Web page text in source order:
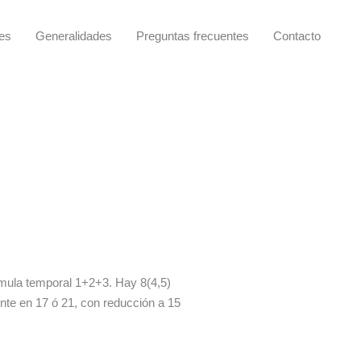
Generalidades Preguntas frecuentes Contacto
temporal 1+2+3. Hay 8(4,5)
en 17 ó 21, con reducción a 15